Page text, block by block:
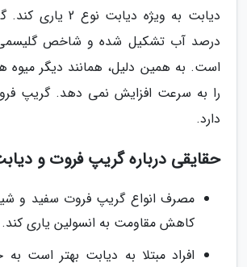
است. به همین دلیل، همانند دیگر
دارد.
حقایقی درباره گریپ فروت و
مصرف انواع گریپ فروت سفید و
کاهش مقاومت به انسولین یاری کند.
افراد مبتلا به دیابت بهتر است